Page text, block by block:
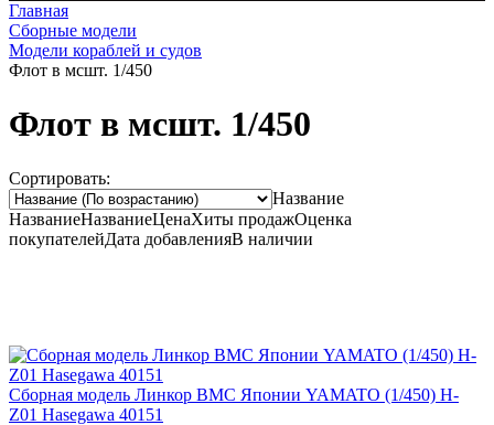
Главная
Сборные модели
Модели кораблей и судов
Флот в мсшт. 1/450
Флот в мсшт. 1/450
Сортировать:
Название
НазваниеНазваниеЦенаХиты продажОценка
покупателейДата добавленияВ наличии
Сборная модель Линкор ВМС Японии YAMATO (1/450) H-
Z01 Hasegawa 40151